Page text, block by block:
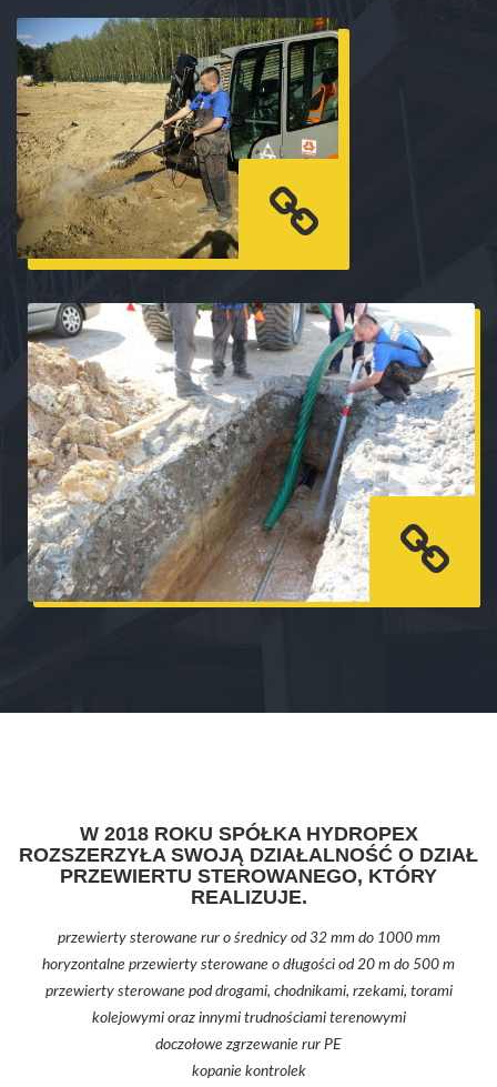
W 2018 ROKU SPÓŁKA HYDROPEX
ROZSZERZYŁA SWOJĄ DZIAŁALNOŚĆ O DZIAŁ
PRZEWIERTU STEROWANEGO, KTÓRY
REALIZUJE.
przewierty sterowane rur o średnicy od 32 mm do 1000 mm
horyzontalne przewierty sterowane o długości od 20 m do 500 m
przewierty sterowane pod drogami, chodnikami, rzekami, torami
kolejowymi oraz innymi trudnościami terenowymi
doczołowe zgrzewanie rur PE
kopanie kontrolek